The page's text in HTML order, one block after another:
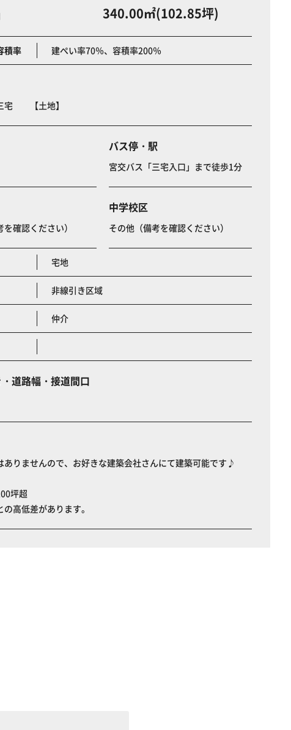
340.00㎡(102.85坪)
積率 建ぺい率70％、容積率200％
宅 【土地】
バス停・駅
宮交バス「三宅入口」まで徒歩1分
確認ください）
中学校区
その他（備考を確認ください）
宅地
非線引き区域
仲介
道路幅・接道間口
ありませんので、お好きな建築会社さんにて建築可能です♪
坪超
の高低差があります。